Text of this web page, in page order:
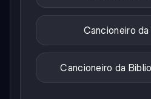
Cancioneiro da
Cancioneiro da